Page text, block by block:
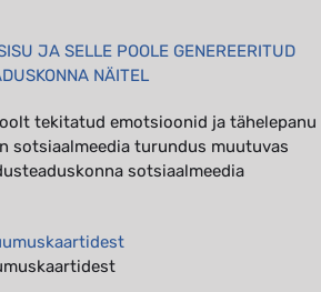
JA SELLE POOLE GENEREERITUD
NÄITEL
tekitatud emotsioonid ja tähelepanu
sotsiaalmeedia turundus muutuvas
sotsiaalmeedia